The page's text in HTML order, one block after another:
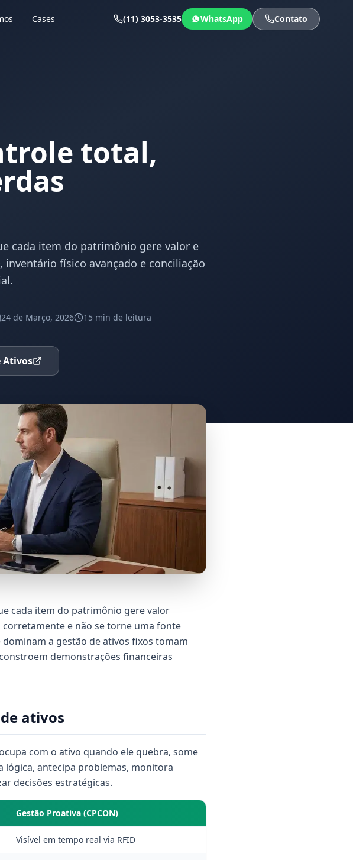
Cases (11) 3053-3535 WhatsApp Contato
total,
cada item do patrimônio gere valor e
inventário físico avançado e conciliação
24 de Março, 2026 15 min de leitura
Ativos
cada item do patrimônio gere valor
e não se torne uma fonte
a gestão de ativos fixos tomam
demonstrações financeiras
ativos
com o ativo quando ele quebra, some
lógica, antecipa problemas, monitora
decisões estratégicas.
Gestão Proativa (CPCON)
Visível em tempo real via RFID